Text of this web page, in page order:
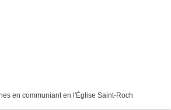
en communiant en l'Église Saint-Roch